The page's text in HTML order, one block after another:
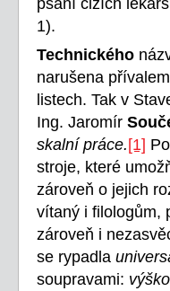
psaní cizích
1).
Technického
narušena
listech. Tak v
Ing. Jaromír
skalní práce. [1]
stroje, které
zároveň o jejich
vítaný i filologům,
zároveň i
se rypadla
soupravami: